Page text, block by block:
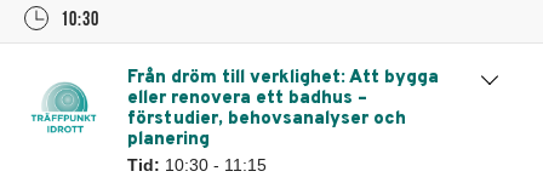
10:30
Från dröm till verklighet: Att bygga
eller renovera ett badhus –
förstudier, behovsanalyser och
planering
Tid: 10:30 - 11:15